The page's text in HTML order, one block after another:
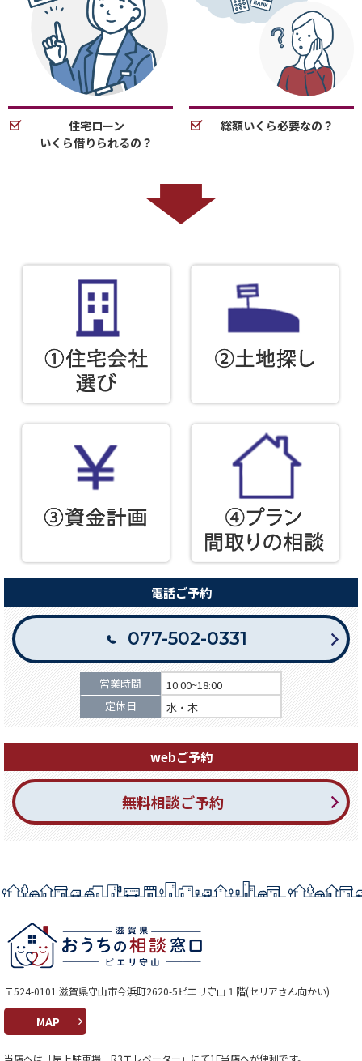
住宅ローン
いくら借りられるの？
総額いくら必要なの？
電話ご予約
077-502-0331
営業時間
10:00~18:00
定休日
水・木
webご予約
無料相談ご予約
〒524-0101 滋賀県守山市今浜町2620-5ピエリ守山１階(セリアさん向かい)
MAP
当店へは「屋上駐車場 R3エレベーター」にて1F当店へが便利です。